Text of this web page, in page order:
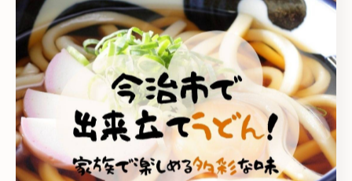
--------------------------------------------------------------------
--
こがね製麺所 今治鳥生店 こがね製麺所 今治ハローズ中寺店 家族
テイクアウト
ランチ お子様メニュー
< 前のページ 一覧に戻る 次のページ >